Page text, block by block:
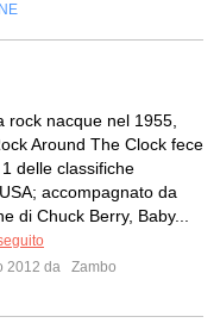
rock nacque nel 1955,
Around The Clock fece
delle classifiche
accompagnato da
di Chuck Berry, Baby...
2012 da
Zambo